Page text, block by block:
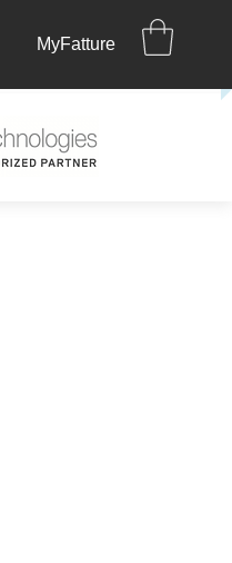
Contatti
MyFatture